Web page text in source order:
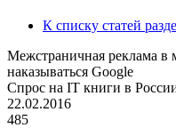
К списку статей
Межстраничная реклама в
наказываться Google
Спрос на IT книги в
22.02.2016
485